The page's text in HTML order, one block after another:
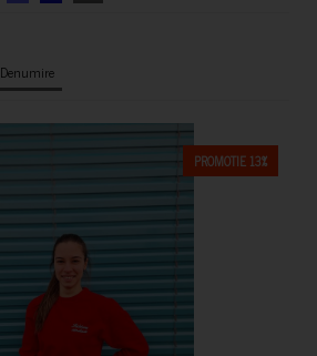
Denumire
PROMOTIE 13%